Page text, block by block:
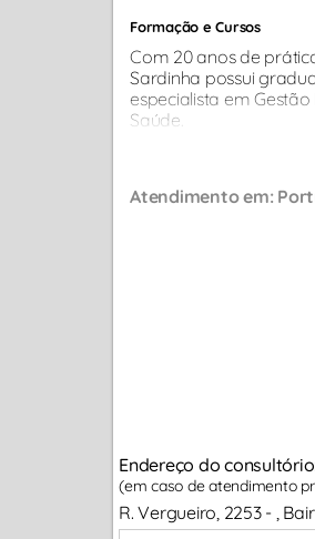
Formação e Cursos
Com 20 anos de
Sardinha possui
especialista em
Saúde.
Atendimento em:
Endereço do
(em caso de atendimento
R. Vergueiro, 2253 - ,